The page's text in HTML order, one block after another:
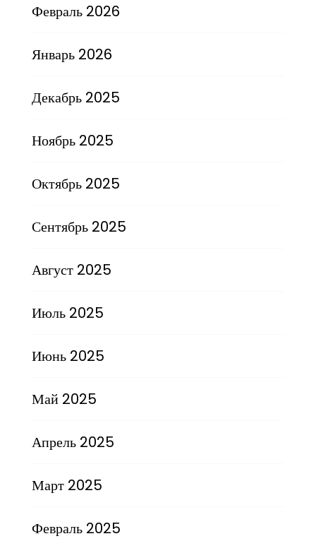
Февраль 2026
Январь 2026
Декабрь 2025
Ноябрь 2025
Октябрь 2025
Сентябрь 2025
Август 2025
Июль 2025
Июнь 2025
Май 2025
Апрель 2025
Март 2025
Февраль 2025